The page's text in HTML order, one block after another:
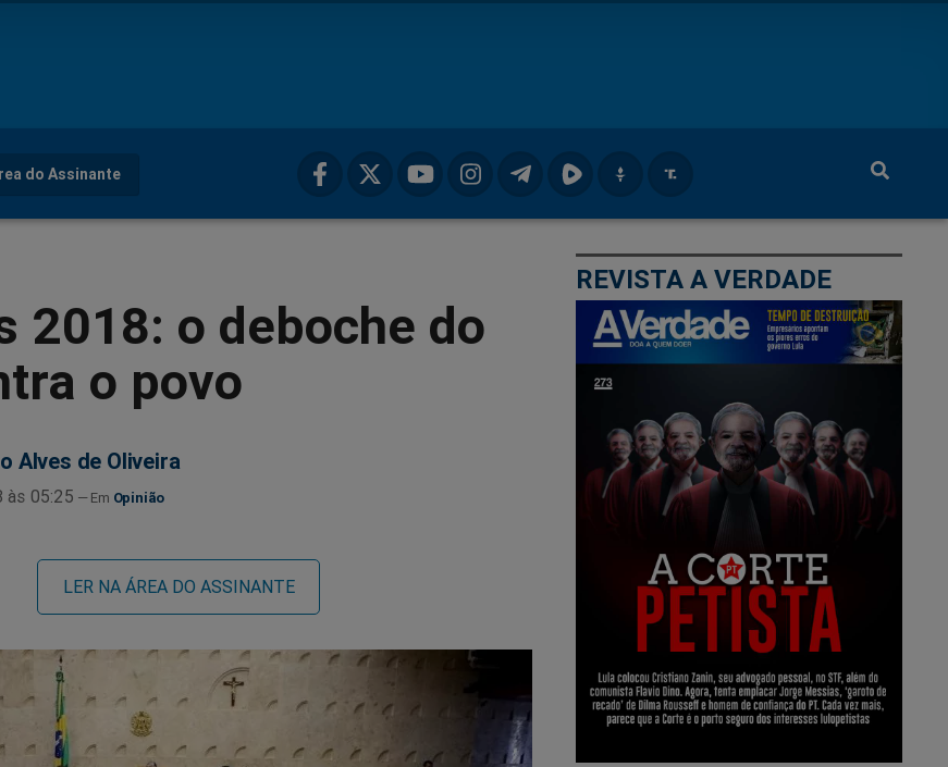
do Assinante
2018: o deboche do
o povo
Alves de Oliveira
05:25 Opinião
LER NA ÁREA DO ASSINANTE
REVISTA A VERDADE